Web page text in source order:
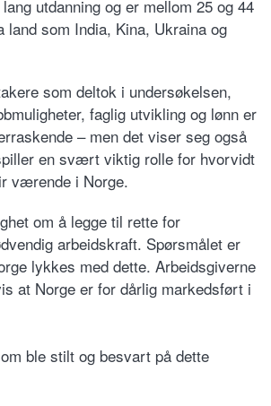
utdanning og er mellom 25 og 44
land som India, Kina, Ukraina og
som deltok i undersøkelsen,
faglig utvikling og lønn er
– men det viser seg også
en svært viktig rolle for hvorvidt
værende i Norge.
om å legge til rette for
arbeidskraft. Spørsmålet er
lykkes med dette. Arbeidsgiverne
at Norge er for dårlig markedsført i
ble stilt og besvart på dette